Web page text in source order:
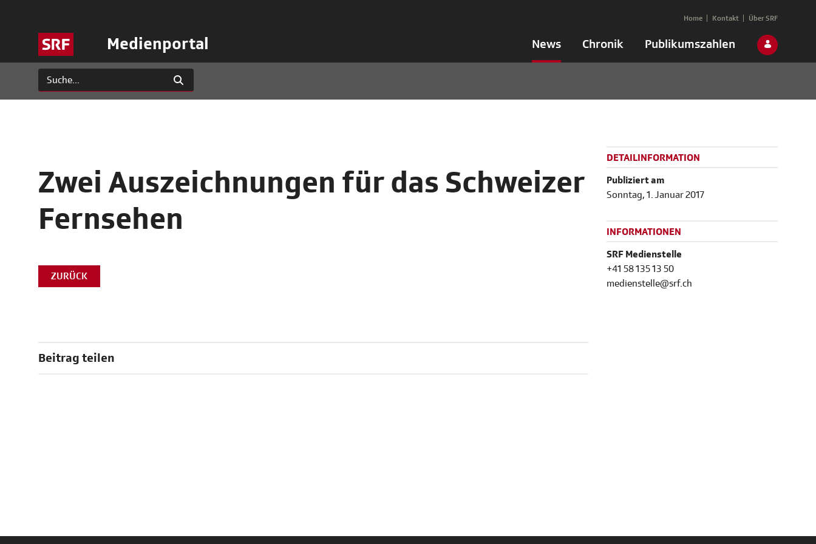
Medienportal News Chronik Publikumszahlen
Home Kontakt Über SRF
Zwei Auszeichnungen für das Schweizer
Fernsehen
ZURÜCK
Beitrag teilen
DETAILINFORMATION
Publiziert am
Sonntag, 1. Januar 2017
INFORMATIONEN
SRF Medienstelle
+41 58 135 13 50
medienstelle@srf.ch